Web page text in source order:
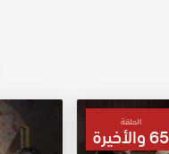
الحلقة
65 والأخيرة